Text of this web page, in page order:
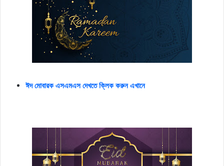
ঈদ মোবারক এসএমএস দেখতে ক্লিক করুন এখানে